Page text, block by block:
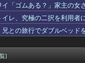
ツを晒す声優wwwwwwww
コポイントに気がつくｗ
比較されてしまうｗｗｗ
択を利用者に迫ってしま
ポットｗｗｗｗ
余儀なくされるｗｗｗｗ
イ「ゴムある？」家主の
イレ、究極の二択を利用
兄との旅行でダブルベッ
]